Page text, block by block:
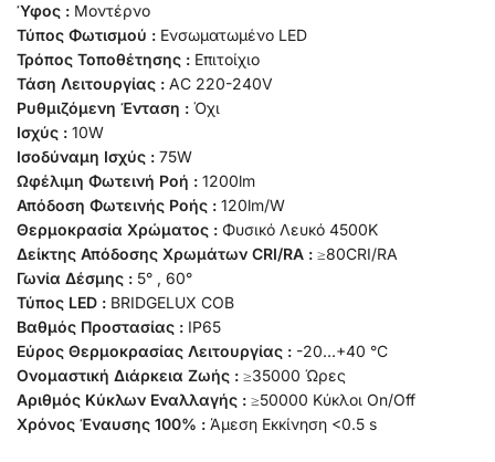
Ύφος : Μοντέρνο
Τύπος Φωτισμού : Ενσωματωμένο LED
Τρόπος Τοποθέτησης : Επιτοίχιο
Τάση Λειτουργίας : AC 220-240V
Ρυθμιζόμενη Ένταση : Όχι
Ισχύς : 10W
Ισοδύναμη Ισχύς : 75W
Ωφέλιμη Φωτεινή Ροή : 1200lm
Απόδοση Φωτεινής Ροής : 120lm/W
Θερμοκρασία Χρώματος : Φυσικό Λευκό 4500K
Δείκτης Απόδοσης Χρωμάτων CRI/RA : ≥80CRI/RA
Γωνία Δέσμης : 5° , 60°
Τύπος LED : BRIDGELUX COB
Βαθμός Προστασίας : IP65
Εύρος Θερμοκρασίας Λειτουργίας : -20…+40 °C
Ονομαστική Διάρκεια Ζωής : ≥35000 Ώρες
Αριθμός Κύκλων Εναλλαγής : ≥50000 Κύκλοι On/Off
Χρόνος Έναυσης 100% : Άμεση Εκκίνηση <0.5 s